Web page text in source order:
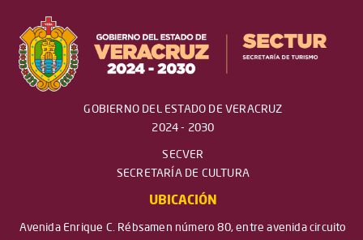
GOBIERNO DEL ESTADO DE VERACRUZ
2024 - 2030
SECVER
SECRETARÍA DE CULTURA
UBICACIÓN
Avenida Enrique C. Rébsamen número 80, entre avenida circuito